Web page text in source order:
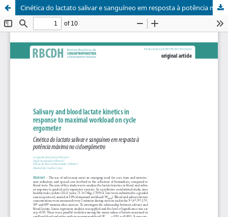
Cinética do lactato salivar e sanguíneo em resposta à potência máxima no cicloergômetro